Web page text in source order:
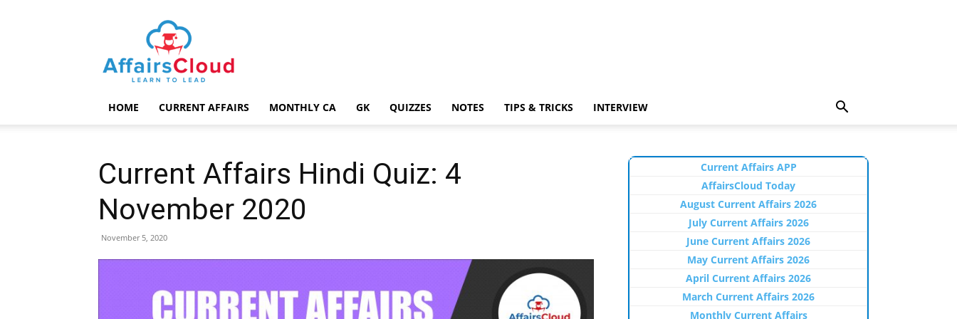
AffairsCloud.com
HOME CURRENT AFFAIRS MONTHLY CA GK QUIZZES NOTES TIPS & TRICKS INTERVIEW
Current Affairs Hindi Quiz: 4
November 2020
November 5, 2020
Current Affairs APP
AffairsCloud Today
August Current Affairs 2026
July Current Affairs 2026
June Current Affairs 2026
May Current Affairs 2026
April Current Affairs 2026
March Current Affairs 2026
Monthly Current Affairs